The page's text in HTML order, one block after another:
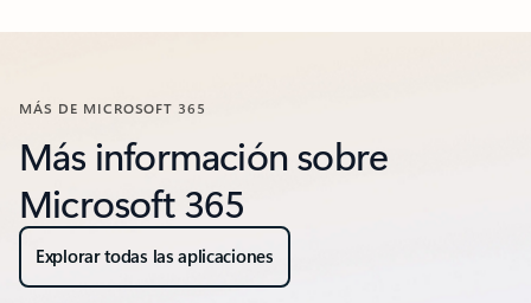
Volver a los controles de navegación de carrusel
MÁS DE MICROSOFT 365
Más información sobre
Microsoft 365
Explorar todas las aplicaciones